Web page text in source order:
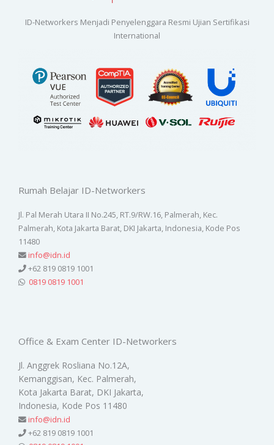
ID-Networkers Menjadi Penyelenggara Resmi Ujian Sertifikasi
International
Rumah Belajar ID-Networkers
Jl. Pal Merah Utara II No.245, RT.9/RW.16, Palmerah, Kec.
Palmerah, Kota Jakarta Barat, DKI Jakarta, Indonesia, Kode Pos
11480
info@idn.id
+62 819 0819 1001
0819 0819 1001
Office & Exam Center ID-Networkers
Jl. Anggrek Rosliana No.12A,
Kemanggisan, Kec. Palmerah,
Kota Jakarta Barat, DKI Jakarta,
Indonesia, Kode Pos 11480
info@idn.id
+62 819 0819 1001